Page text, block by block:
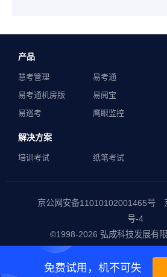
免费试用，机不可失
产品
慧考管理
易考通
易考通机房版
易阅宝
易巡考
鹰眼监控
解决方案
培训考试 纸笔考试
京公网安备11010102001465号
号-4
©1998-2026 弘成科技发展有